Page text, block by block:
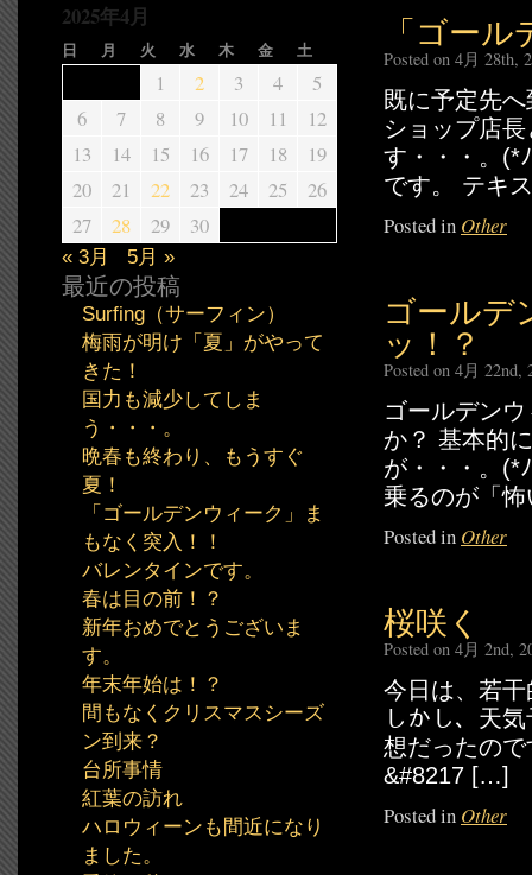
「ゴー
Posted on 4月 28th,
既に予定先
ショップ店
す・・・。(*
です。 テキ
Posted in Other
ゴールデ
ッ！？
Posted on 4月 22nd,
ゴールデン
か？ 基本的
が・・・。(*
乗るのが「
Posted in Other
桜咲く
Posted on 4月 2nd,
今日は、若
しかし、天
想だったの
&#8217 […]
Posted in Other
2025年4月
日 月 火 水 木 金 土
1 2 3 4
5
6
7 8 9 10 11
12
13
14 15 16 17 18
19
20
21 22 23 24 25
26
27
28 29 30
« 3月 5月 »
最近の投稿
Surfing（サーフィン）
梅雨が明け「夏」がやって
きた！
国力も減少してしま
う・・・。
晩春も終わり、もうすぐ
夏！
「ゴールデンウィーク」ま
もなく突入！！
バレンタインです。
春は目の前！？
新年おめでとうございま
す。
年末年始は！？
間もなくクリスマスシーズ
ン到来？
台所事情
紅葉の訪れ
ハロウィーンも間近になり
ました。